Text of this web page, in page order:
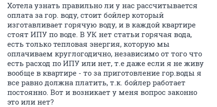
Хотела узнать правильно ли у нас рассчитывается
оплата за гор. воду, стоит бойлер который
изготавливает горячую воду, и в каждой квартире
стоят ИПУ по воде. В УК нет статьи горячая вода,
есть только тепловая энергия, которую мы
оплачиваем круглогодично, независимо от того что
есть расход по ИПУ или нет, т.е даже если я не живу
вообще в квартире - то за приготовление гор.воды я
все равно должна платить, т.к. бойлер работает
постоянно. Вот и возникает у меня вопрос законно
это или нет?